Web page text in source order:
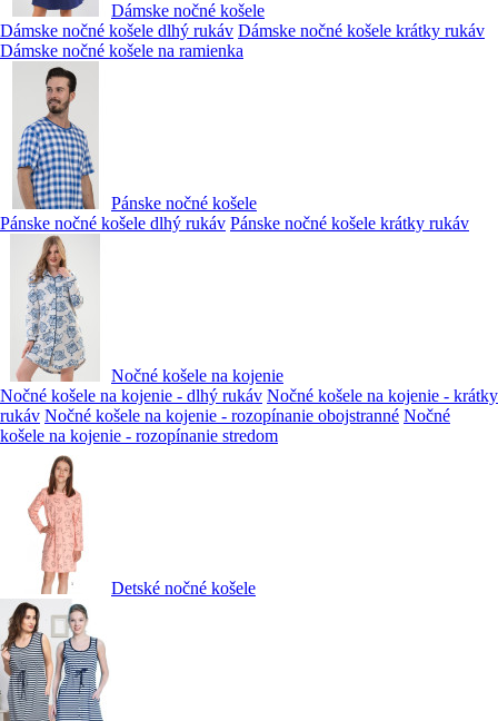
Dámske nočné košele
Dámske nočné košele dlhý rukáv Dámske nočné košele krátky rukáv
Dámske nočné košele na ramienka
Pánske nočné košele
Pánske nočné košele dlhý rukáv Pánske nočné košele krátky rukáv
Nočné košele na kojenie
Nočné košele na kojenie - dlhý rukáv Nočné košele na kojenie - krátky
rukáv Nočné košele na kojenie - rozopínanie obojstranné Nočné
košele na kojenie - rozopínanie stredom
Detské nočné košele